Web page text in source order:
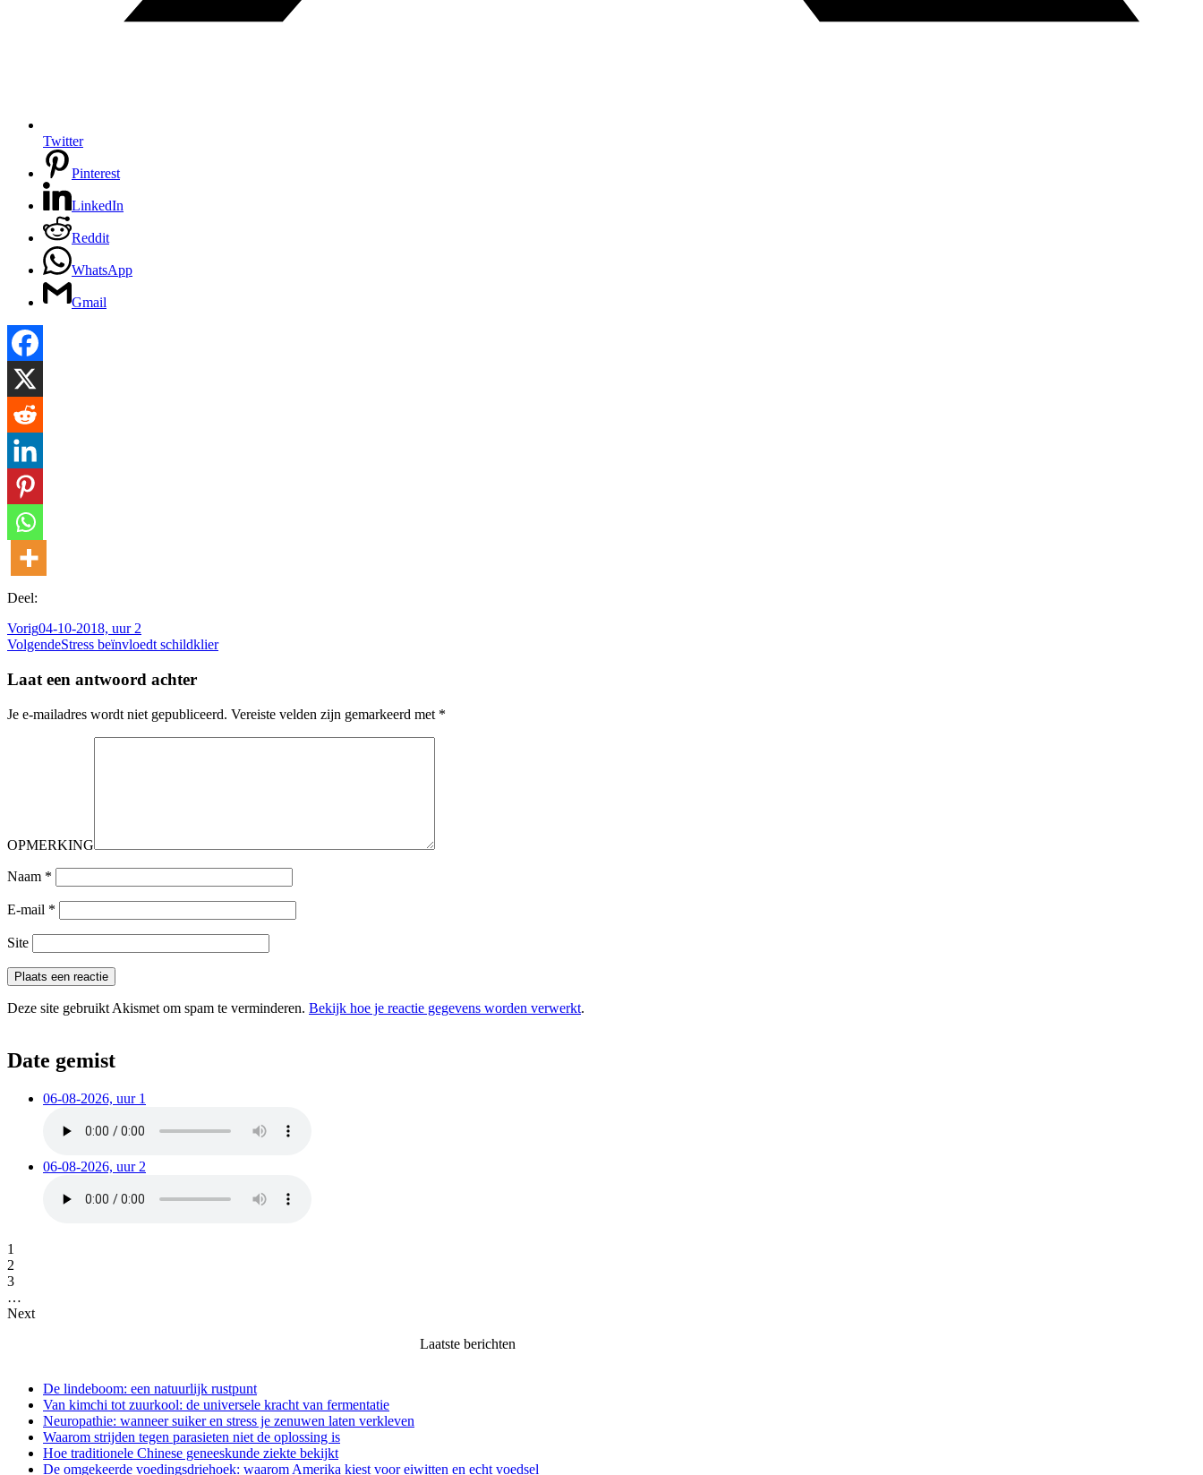
Twitter
Pinterest
LinkedIn
Reddit
WhatsApp
Gmail
Deel:
Vorig04-10-2018, uur 2
VolgendeStress beïnvloedt schildklier
Laat een antwoord achter
Je e-mailadres wordt niet gepubliceerd. Vereiste velden zijn gemarkeerd met *
OPMERKING
Naam *
E-mail *
Site
Deze site gebruikt Akismet om spam te verminderen. Bekijk hoe je reactie gegevens worden verwerkt.
Date gemist
06-08-2026, uur 1
06-08-2026, uur 2
1
2
3
…
Next
Laatste berichten
De lindeboom: een natuurlijk rustpunt
Van kimchi tot zuurkool: de universele kracht van fermentatie
Neuropathie: wanneer suiker en stress je zenuwen laten verkleven
Waarom strijden tegen parasieten niet de oplossing is
Hoe traditionele Chinese geneeskunde ziekte bekijkt
De omgekeerde voedingsdriehoek: waarom Amerika kiest voor eiwitten en echt voedsel